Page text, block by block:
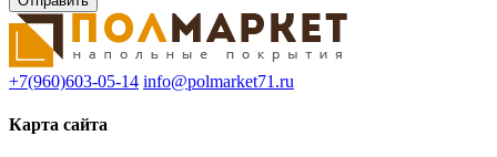
+7(960)603-05-14 info@polmarket71.ru
Карта сайта